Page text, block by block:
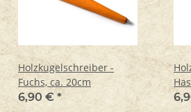
Holzkugelschreiber -
Fuchs, ca. 20cm
6,90 € *